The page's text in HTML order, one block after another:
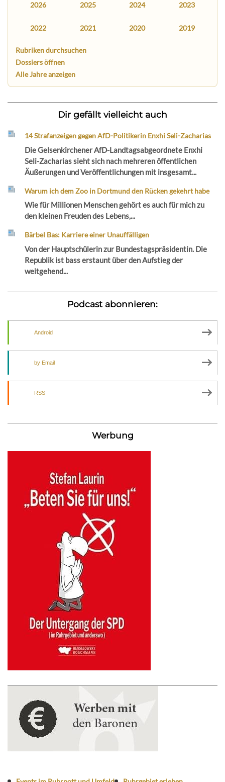
2026 2025 2024 2023
2022 2021 2020 2019
Rubriken durchsuchen
Dossiers öffnen
Alle Jahre anzeigen
Dir gefällt vielleicht auch
14 Strafanzeigen gegen AfD-Politikerin Enxhi Seli-Zacharias
Die Gelsenkirchener AfD-Landtagsabgeordnete Enxhi
Seli-Zacharias sieht sich nach mehreren öffentlichen
Äußerungen und Veröffentlichungen mit insgesamt...
Warum ich dem Zoo in Dortmund den Rücken gekehrt habe
Wie für Millionen Menschen gehört es auch für mich zu
den kleinen Freuden des Lebens,...
Bärbel Bas: Karriere einer Unauffälligen
Von der Hauptschülerin zur Bundestagspräsidentin. Die
Republik ist bass erstaunt über den Aufstieg der
weitgehend...
Podcast abonnieren:
Android
by Email
RSS
Werbung